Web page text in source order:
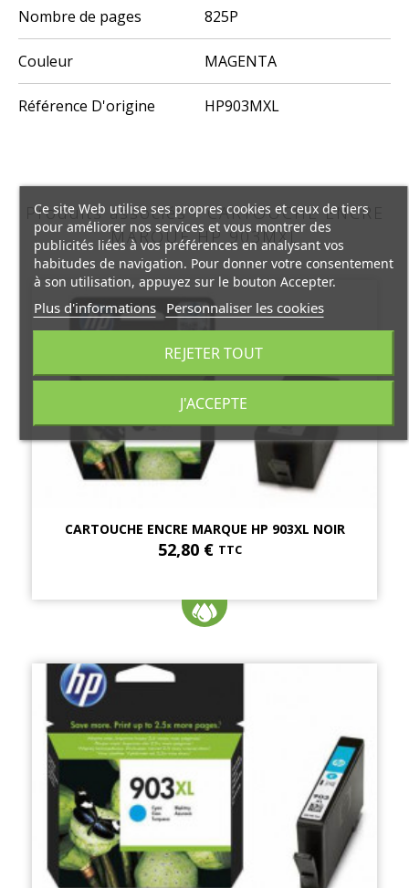
Nombre de pages 825P
Couleur MAGENTA
Référence D'origine HP903MXL
Produits associés - CARTOUCHE ENCRE
MARQUE HP 903MXL
CARTOUCHE ENCRE MARQUE HP 903XL NOIR
52,80 € TTC
Ce site Web utilise ses propres cookies et ceux de tiers
pour améliorer nos services et vous montrer des
publicités liées à vos préférences en analysant vos
habitudes de navigation. Pour donner votre consentement
à son utilisation, appuyez sur le bouton Accepter.
Plus d'informations Personnaliser les cookies
REJETER TOUT
J'ACCEPTE